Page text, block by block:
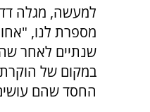
למעשה, מגלה
מספרת לנו,
שנתיים לאחר
במקום של
החסד שהם